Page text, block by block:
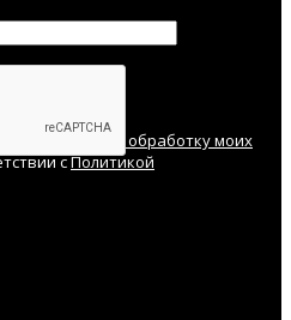
на обработку моих
сПолитикой